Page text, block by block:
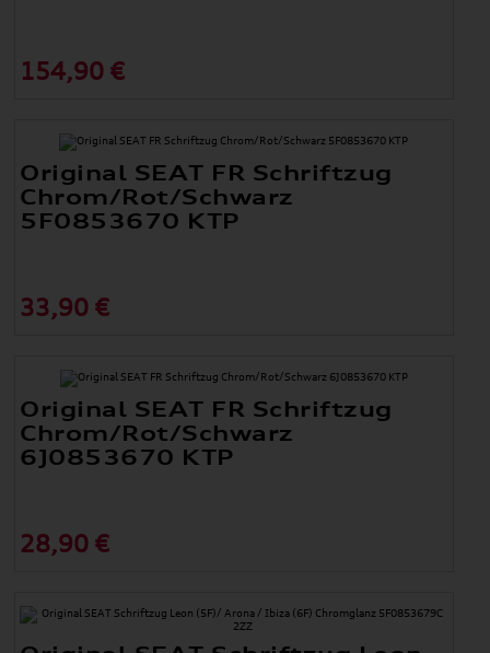
154,90 €
Original SEAT FR Schriftzug
Chrom/Rot/Schwarz
5F0853670 KTP
33,90 €
Original SEAT FR Schriftzug
Chrom/Rot/Schwarz
6J0853670 KTP
28,90 €